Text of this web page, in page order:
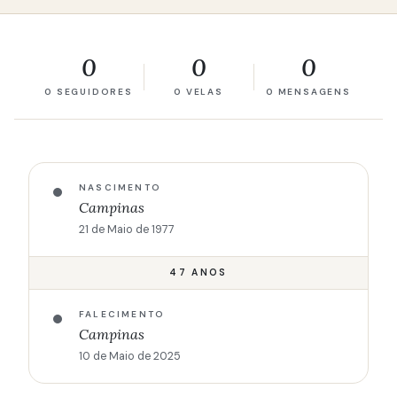
0
0 SEGUIDORES
0
0 VELAS
0
0 MENSAGENS
NASCIMENTO
Campinas
21 de Maio de 1977
47 ANOS
FALECIMENTO
Campinas
10 de Maio de 2025